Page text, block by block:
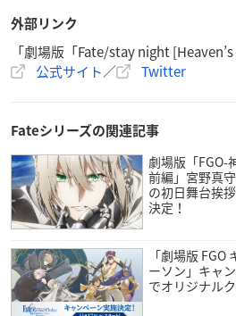
外部リンク
「劇場版「Fate/stay night
公式サイト／ Twitter
Fateシリーズの関連記事
劇場版「FGO-
前編」宮野真
の初日舞台挨
決定！
「劇場版
ーソン」キャ
でオリジナル